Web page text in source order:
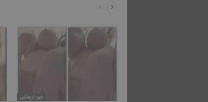
خود ارضایی